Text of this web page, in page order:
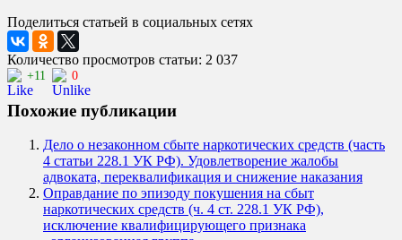
Поделиться статьей в социальных сетях
Количество просмотров статьи: 2 037
+11 0
Похожие публикации
Дело о незаконном сбыте наркотических средств (часть
4 статьи 228.1 УК РФ). Удовлетворение жалобы
адвоката, переквалификация и снижение наказания
Оправдание по эпизоду покушения на сбыт
наркотических средств (ч. 4 ст. 228.1 УК РФ),
исключение квалифицирующего признака